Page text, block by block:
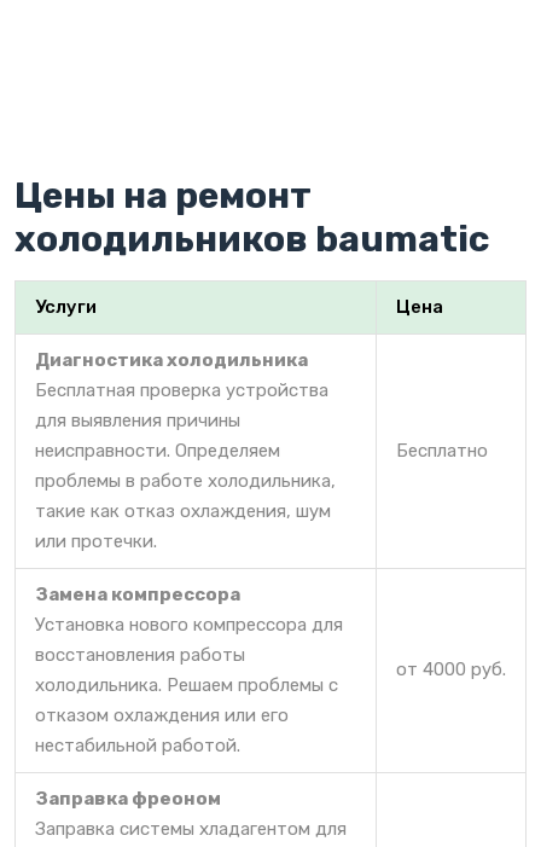
Цены на ремонт
холодильников baumatic
Услуги Цена
Диагностика холодильника
Бесплатная проверка устройства
для выявления причины
неисправности. Определяем
проблемы в работе холодильника,
такие как отказ охлаждения, шум
или протечки.
Бесплатно
Замена компрессора
Установка нового компрессора для
восстановления работы
холодильника. Решаем проблемы с
отказом охлаждения или его
нестабильной работой.
от 4000 руб.
Заправка фреоном
Заправка системы хладагентом для